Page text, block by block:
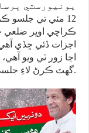
يونيورسٽي
12 مئي تي جلسو
ڪراچي اوڀر
اجزات ڏئي ڇڏي
اڃا زور ٿي ويو
گهٽ ڪرڻ لاءِ جلسي جو هنڌ يا تاريخ تبديل ڪرڻ لاءِ تيار ناهن.